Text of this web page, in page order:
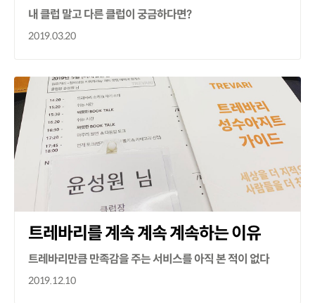
내 클럽 말고 다른 클럽이 궁금하다면?
2019.03.20
트레바리를 계속 계속 계속하는 이유
트레바리만큼 만족감을 주는 서비스를 아직 본 적이 없다
2019.12.10